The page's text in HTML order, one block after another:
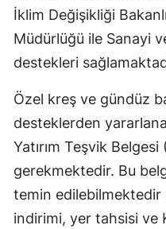
İklim Değişikliği
Müdürlüğü ile Sanayi
destekleri
Özel kreş ve gündüz
desteklerden
Yatırım Teşvik Belgesi
gerekmektedir. Bu
temin
indirimi, yer tahsisi ve